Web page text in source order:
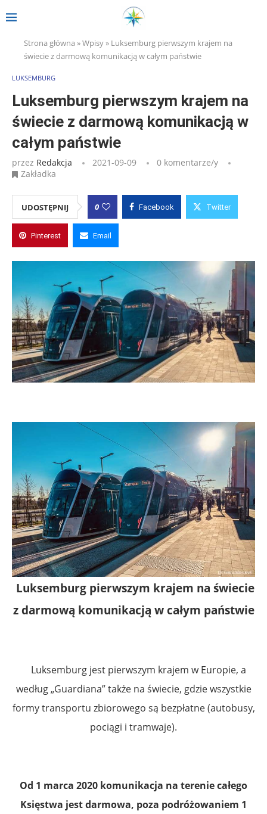
Strona główna »Wpisy» Luksemburg pierwszym krajem na
świecie z darmową komunikacją w całym państwie
LUKSEMBURG
Luksemburg pierwszym krajem na
świecie z darmową komunikacją w
całym państwie
przez Redakcja 2021-09-09
0 komentarze/y
Zakładka
UDOSTĘPNIJ 0 Facebook Twitter
Pinterest Email
Luksemburg pierwszym krajem na świecie
z darmową komunikacją w całym państwie
Luksemburg jest pierwszym krajem w Europie, a
według „Guardiana” także na świecie, gdzie wszystkie
formy transportu zbiorowego są bezpłatne (autobusy,
pociągi i tramwaje).
Od 1 marca 2020 komunikacja na terenie całego
Księstwa jest darmowa, poza podróżowaniem 1